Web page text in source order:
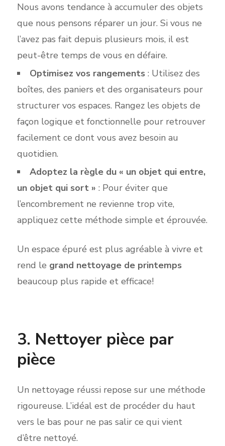
Nous avons tendance à accumuler des objets
que nous pensons réparer un jour. Si vous ne
l’avez pas fait depuis plusieurs mois, il est
peut-être temps de vous en défaire.
Optimisez vos rangements: Utilisez des
boîtes, des paniers et des organisateurs pour
structurer vos espaces. Rangez les objets de
façon logique et fonctionnelle pour retrouver
facilement ce dont vous avez besoin au
quotidien.
Adoptez la règle du « un objet qui entre,
un objet qui sort » : Pour éviter que
l’encombrement ne revienne trop vite,
appliquez cette méthode simple et éprouvée.
Un espace épuré est plus agréable à vivre et
rend le grand nettoyage de printemps
beaucoup plus rapide et efficace!
3. Nettoyer pièce par
pièce
Un nettoyage réussi repose sur une méthode
rigoureuse. L’idéal est de procéder du haut
vers le bas pour ne pas salir ce qui vient
d’être nettoyé.